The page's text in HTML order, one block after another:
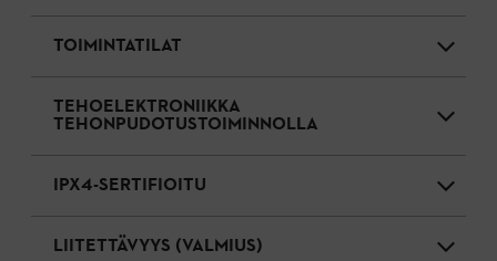
TOIMINTATILAT
TEHOELEKTRONIIKKA
TEHONPUDOTUSTOIMINNOLLA
IPX4-SERTIFIOITU
LIITETTÄVYYS (VALMIUS)